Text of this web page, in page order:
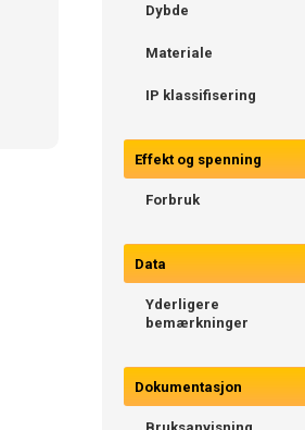
Dybde
Materiale
IP klassifisering
Effekt og spenning
Forbruk
Data
Yderligere
bemærkninger
Dokumentasjon